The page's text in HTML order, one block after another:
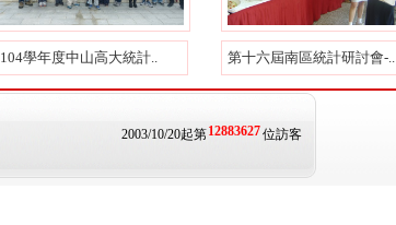
104學年度中山高大統計.. 第十六屆南區統計研討會-..
2003/10/20起第12883627位訪客